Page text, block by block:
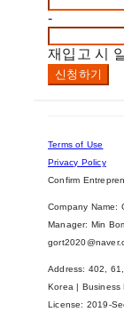
-
재입고 시
신청하기
Terms of Use
Privacy Policy
Confirm
Company Name:
Manager: Min
Address: 402,
Korea | Business
License: 2019-